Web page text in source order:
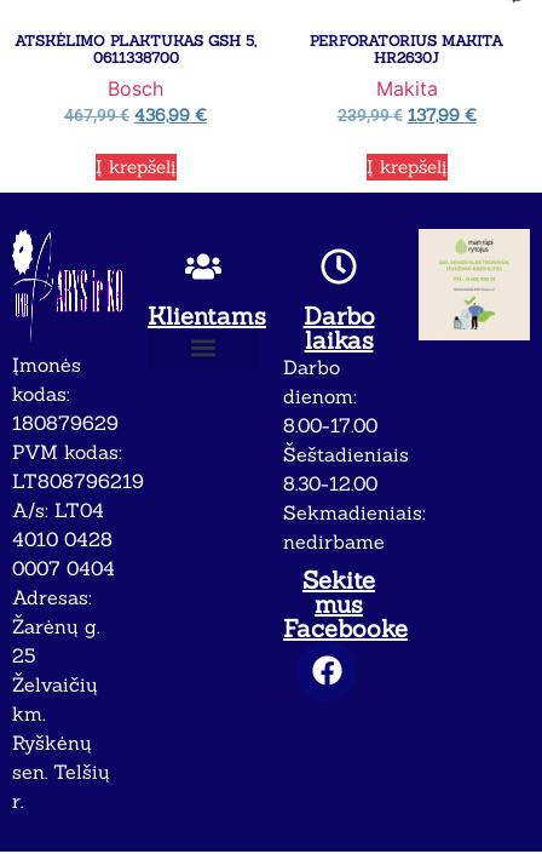
ATSKĖLIMO PLAKTUKAS GSH 5,
0611338700
Bosch
467,99€ 436,99 €
Į krepšelį
PERFORATORIUS MAKITA
HR2630J
Makita
239,99€ 137,99 €
Į krepšelį
Įmonės
kodas:
180879629
PVM kodas:
LT808796219
A/s: LT04
4010 0428
0007 0404
Adresas:
Žarėnų g.
25
Želvaičių
km.
Ryškėnų
sen. Telšių
r.
Klientams
Darbo
laikas
Darbo
dienom:
8.00-17.00
Šeštadieniais
8.30-12.00
Sekmadieniais:
nedirbame
Sekite
mus
Facebooke